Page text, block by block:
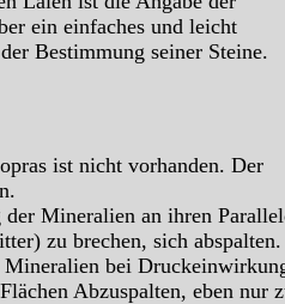
ein einfaches und leicht
Bestimmung seiner Steine.
ist nicht vorhanden. Der
Mineralien an ihren
zu brechen, sich abspalten.
Mineralien bei
Abzuspalten, eben nur